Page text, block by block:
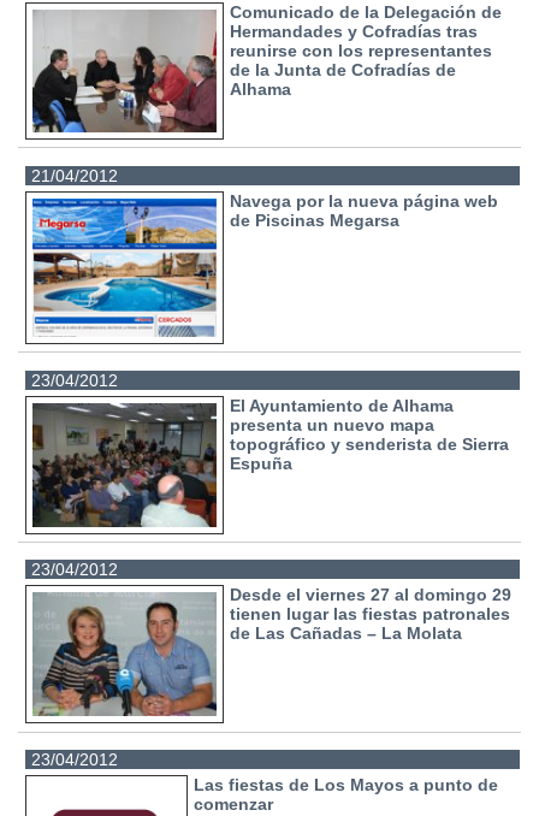
Comunicado de la Delegación de
Hermandades y Cofradías tras
reunirse con los representantes
de la Junta de Cofradías de
Alhama
21/04/2012
Navega por la nueva página web
de Piscinas Megarsa
23/04/2012
El Ayuntamiento de Alhama
presenta un nuevo mapa
topográfico y senderista de Sierra
Espuña
23/04/2012
Desde el viernes 27 al domingo 29
tienen lugar las fiestas patronales
de Las Cañadas – La Molata
23/04/2012
Las fiestas de Los Mayos a punto de
comenzar